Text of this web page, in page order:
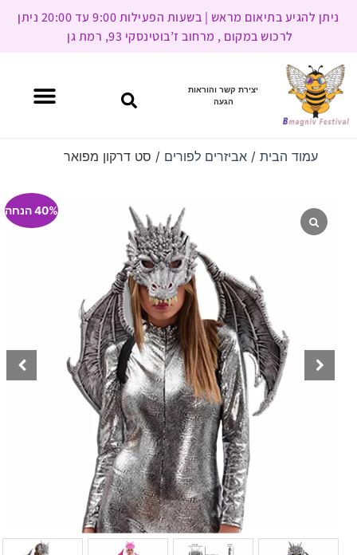
ניתן להגיע בתיאום מראש | בשעות הפעילות 9:00 עד 20:00 ניתן
לרכוש במקום , מרחוב ז’בוטינסקי 93, רמת גן
יצירת קשר והוראות
הגעה
עמוד הבית/ אביזרים לפורים / סט דרקון מפואר
40% הנחה